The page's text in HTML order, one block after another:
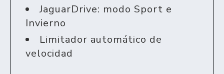
JaguarDrive: modo Sport e
Invierno
Limitador automático de
velocidad